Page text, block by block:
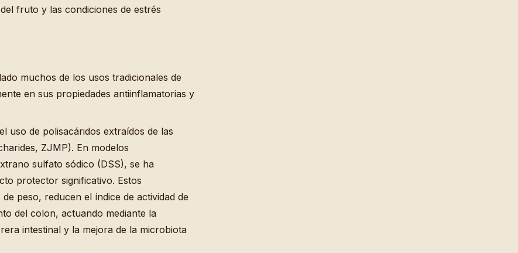
fruto y las condiciones de estrés
muchos de los usos tradicionales de
en sus propiedades antiinflamatorias y
uso de polisacáridos extraídos de las
ZJMP). En modelos
sulfato sódico (DSS), se ha
protector significativo. Estos
peso, reducen el índice de actividad de
del colon, actuando mediante la
intestinal y la mejora de la microbiota